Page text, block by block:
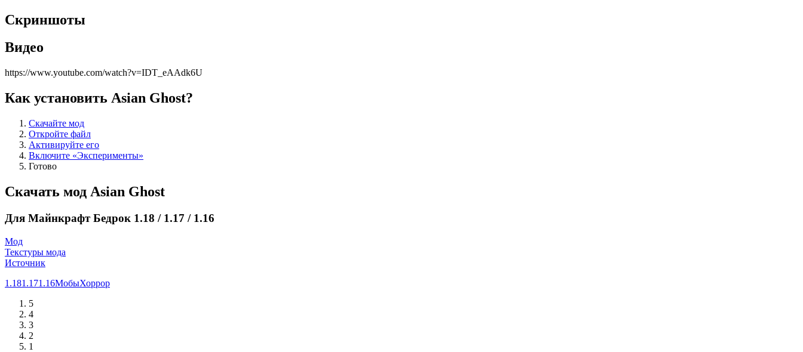
Скриншоты
Видео
https://www.youtube.com/watch?v=IDT_eAAdk6U
Как установить Asian Ghost?
Скачайте мод
Откройте файл
Активируйте его
Включите «Эксперименты»
Готово
Скачать мод Asian Ghost
Для Майнкрафт Бедрок 1.18 / 1.17 / 1.16
Мод
Текстуры мода
Источник
1.181.171.16МобыХоррор
5
4
3
2
1